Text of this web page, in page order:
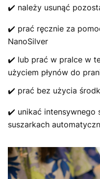
✔️ należy usunąć
✔️ prać ręcznie za
NanoSilver
✔️ lub prać w pralce w
użyciem płynów do
✔️ prać bez użycia
✔️ unikać intensywnego
suszarkach